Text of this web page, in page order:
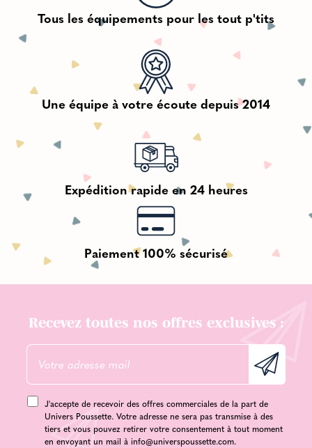
Tous les équipements pour les tout p'tits
Une équipe à votre écoute depuis 2014
Expédition rapide en 24 heures
Paiement 100% sécurisé
Recevez toutes nos offres exclusives :
J'accepte de recevoir des offres commerciales de la part de
Univers Poussette. Votre adresse ne sera pas transmise à des
tiers et vous pouvez retirer votre consentement à tout moment
en envoyant un mail à info@universpoussette.com.